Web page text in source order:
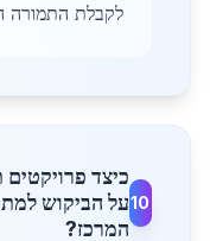
לקבלת התמורה
10
כיצד
על הביקוש
המרכז?